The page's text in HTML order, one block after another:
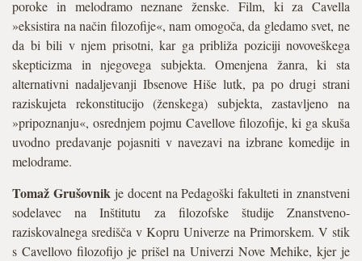
poroke in melodramo neznane ženske. Film, ki za Cavella
»eksistira na način filozofije«, nam omogoča, da gledamo svet, ne
da bi bili v njem prisotni, kar ga približa poziciji novoveškega
skepticizma in njegovega subjekta. Omenjena žanra, ki sta
alternativni nadaljevanji Ibsenove Hiše lutk, pa po drugi strani
raziskujeta rekonstitucijo (ženskega) subjekta, zastavljeno na
»pripoznanju«, osrednjem pojmu Cavellove filozofije, ki ga skuša
uvodno predavanje pojasniti v navezavi na izbrane komedije in
melodrame.
Tomaž Grušovnik je docent na Pedagoški fakulteti in znanstveni
sodelavec na Inštitutu za filozofske študije Znanstveno-
raziskovalnega središča v Kopru Univerze na Primorskem. V stik
s Cavellovo filozofijo je prišel na Univerzi Nove Mehike, kjer je